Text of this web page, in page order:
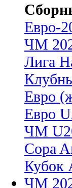
Евро-
ЧМ
Лига
Евро
Евро
ЧМ
Copa
Кубок
ЧМ